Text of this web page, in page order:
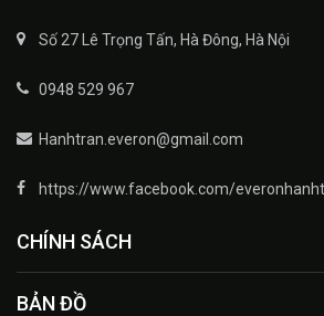
Số 27 Lê Trọng Tấn, Hà Đông, Hà Nội
0948 529 967
Hanhtran.everon@gmail.com
https://www.facebook.com/
CHÍNH SÁCH
BẢN ĐỒ